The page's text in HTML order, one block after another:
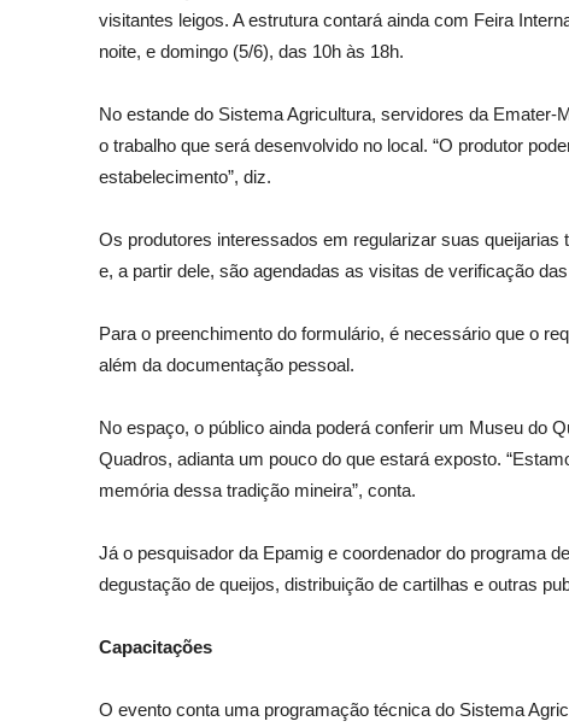
visitantes leigos. A estrutura contará ainda com Feira
noite, e domingo (5/6), das 10h às 18h.
No estande do Sistema Agricultura, servidores da
o trabalho que será desenvolvido no local. “O produtor
estabelecimento”, diz.
Os produtores interessados em regularizar suas
e, a partir dele, são agendadas as visitas de verificação
Para o preenchimento do formulário, é necessário que o
além da documentação pessoal.
No espaço, o público ainda poderá conferir um Museu do
Quadros, adianta um pouco do que estará exposto.
memória dessa tradição mineira”, conta.
Já o pesquisador da Epamig e coordenador do programa
degustação de queijos, distribuição de cartilhas e outras
Capacitações
O evento conta uma programação técnica do Sistema